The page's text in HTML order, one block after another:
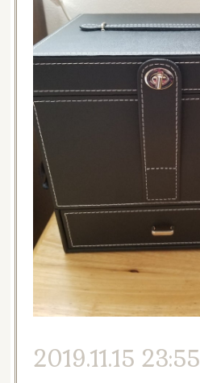
2019.11.15 23:55